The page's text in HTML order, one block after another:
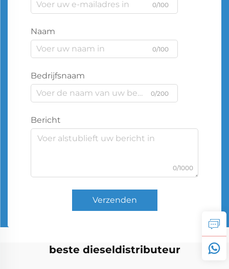
0/100
Naam
0/100
Bedrijfsnaam
0/200
Bericht
0/1000
Verzenden
beste dieseldistributeur